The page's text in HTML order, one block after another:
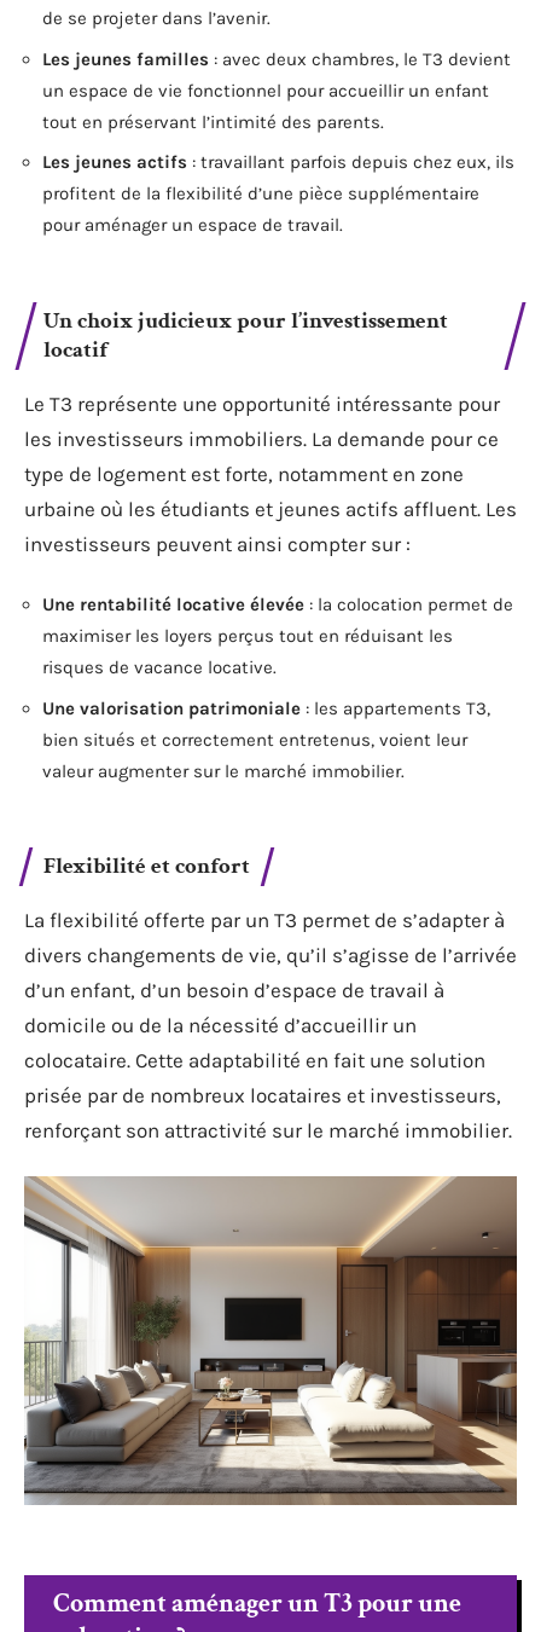
de se projeter dans l’avenir.
Les jeunes familles : avec deux chambres, le T3 devient
un espace de vie fonctionnel pour accueillir un enfant
tout en préservant l’intimité des parents.
Les jeunes actifs : travaillant parfois depuis chez eux, ils
profitent de la flexibilité d’une pièce supplémentaire
pour aménager un espace de travail.
Un choix judicieux pour l’investissement
locatif
Le T3 représente une opportunité intéressante pour
les investisseurs immobiliers. La demande pour ce
type de logement est forte, notamment en zone
urbaine où les étudiants et jeunes actifs affluent. Les
investisseurs peuvent ainsi compter sur :
Une rentabilité locative élevée : la colocation permet de
maximiser les loyers perçus tout en réduisant les
risques de vacance locative.
Une valorisation patrimoniale : les appartements T3,
bien situés et correctement entretenus, voient leur
valeur augmenter sur le marché immobilier.
Flexibilité et confort
La flexibilité offerte par un T3 permet de s’adapter à
divers changements de vie, qu’il s’agisse de l’arrivée
d’un enfant, d’un besoin d’espace de travail à
domicile ou de la nécessité d’accueillir un
colocataire. Cette adaptabilité en fait une solution
prisée par de nombreux locataires et investisseurs,
renforçant son attractivité sur le marché immobilier.
Comment aménager un T3 pour une